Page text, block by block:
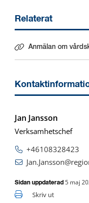
Relaterat
Anmälan om
Länk till annan
Jan Jansson
Verksamhetschef
+46108328423
Sidan uppdaterad 5 maj
Skriv ut